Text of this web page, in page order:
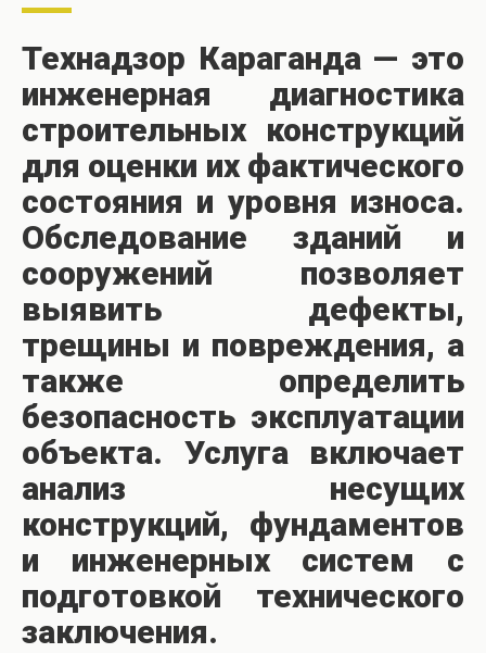
Технадзор Караганда — это
инженерная диагностика
строительных конструкций
для оценки их фактического
состояния и уровня износа.
Обследование зданий и
сооружений позволяет
выявить дефекты,
трещины и повреждения, а
также определить
безопасность эксплуатации
объекта. Услуга включает
анализ несущих
конструкций, фундаментов
и инженерных систем с
подготовкой технического
заключения.